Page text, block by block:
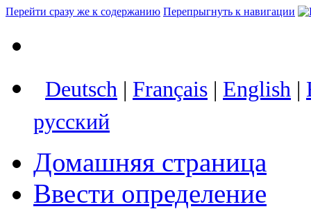
Перейти сразу же к содержанию Перепрыгнуть к навигации
Deutsch | Français | English |
русский
Домашняя страница
Ввести определение